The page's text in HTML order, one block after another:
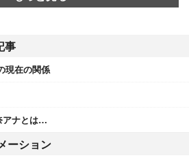
事
現在の関係
アナとは…
ーション